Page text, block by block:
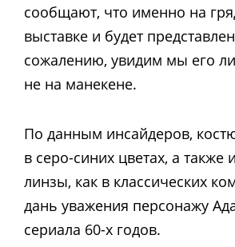
сообщают, что именно на
выставке и будет
сожалению, увидим мы его
не на манекене.
По данным инсайдеров,
в серо-синих цветах, а также
линзы, как в классических
дань уважения персонажу
сериала 60-х годов.